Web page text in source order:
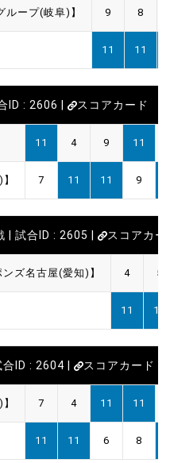
ープ(岐阜)】 9 8
11 11
ID : 2606 | スコアカード
11 4 9 11
7 11 11 9
| 試合ID : 2605 | スコアカー
ズ名古屋(愛知)】 4 5
11 11
ID : 2604 | スコアカード
7 4 11 11
11 11 6 8